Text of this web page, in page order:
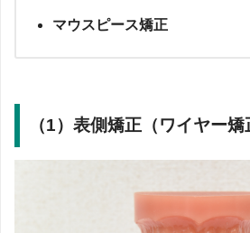
マウスピース矯正
（1）表側矯正（ワイヤー矯